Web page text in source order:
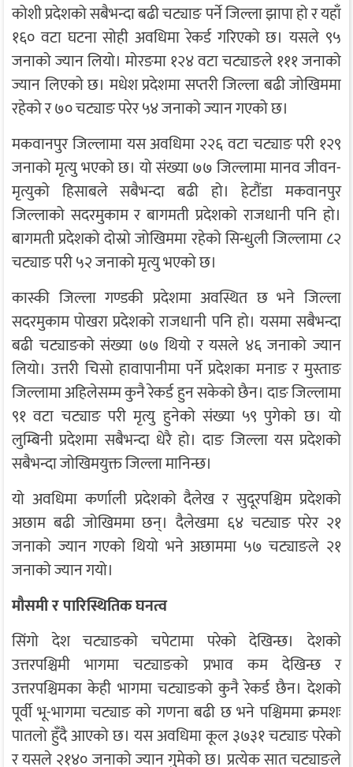
कोशी प्रदेशको सबैभन्दा बढी चट्याङ पर्ने जिल्ला झापा हो र यहाँ
१६० वटा घटना सोही अवधिमा रेकर्ड गरिएको छ। यसले ९५
जनाको ज्यान लियो। मोरङमा १२४ वटा चट्याङले १११ जनाको
ज्यान लिएको छ। मधेश प्रदेशमा सप्तरी जिल्ला बढी जोखिममा
रहेको र ७० चट्याङ परेर ५४ जनाको ज्यान गएको छ।
मकवानपुर जिल्लामा यस अवधिमा २२६ वटा चट्याङ परी १२९
जनाको मृत्यु भएको छ। यो संख्या ७७ जिल्लामा मानव जीवन-
मृत्युको हिसाबले सबैभन्दा बढी हो। हेटौंडा मकवानपुर
जिल्लाको सदरमुकाम र बागमती प्रदेशको राजधानी पनि हो।
बागमती प्रदेशको दोस्रो जोखिममा रहेको सिन्धुली जिल्लामा ८२
चट्याङ परी ५२ जनाको मृत्यु भएको छ।
कास्की जिल्ला गण्डकी प्रदेशमा अवस्थित छ भने जिल्ला
सदरमुकाम पोखरा प्रदेशको राजधानी पनि हो। यसमा सबैभन्दा
बढी चट्याङको संख्या ७७ थियो र यसले ४६ जनाको ज्यान
लियो। उत्तरी चिसो हावापानीमा पर्ने प्रदेशका मनाङ र मुस्ताङ
जिल्लामा अहिलेसम्म कुनै रेकर्ड हुन सकेको छैन। दाङ जिल्लामा
९१ वटा चट्याङ परी मृत्यु हुनेको संख्या ५९ पुगेको छ। यो
लुम्बिनी प्रदेशमा सबैभन्दा धेरै हो। दाङ जिल्ला यस प्रदेशको
सबैभन्दा जोखिमयुक्त जिल्ला मानिन्छ।
यो अवधिमा कर्णाली प्रदेशको दैलेख र सुदूरपश्चिम प्रदेशको
अछाम बढी जोखिममा छन्। दैलेखमा ६४ चट्याङ परेर २१
जनाको ज्यान गएको थियो भने अछाममा ५७ चट्याङले २१
जनाको ज्यान गयो।
मौसमी र पारिस्थितिक घनत्व
सिंगो देश चट्याङको चपेटामा परेको देखिन्छ। देशको
उत्तरपश्चिमी भागमा चट्याङको प्रभाव कम देखिन्छ र
उत्तरपश्चिमका केही भागमा चट्याङको कुनै रेकर्ड छैन। देशको
पूर्वी भू-भागमा चट्याङ को गणना बढी छ भने पश्चिममा क्रमशः
पातलो हुँदै आएको छ। यस अवधिमा कूल ३७३१ चट्याङ परेको
र यसले २१४० जनाको ज्यान गुमेको छ। प्रत्येक सात चट्याङले